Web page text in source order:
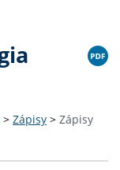
> Zápisy > Zápisy